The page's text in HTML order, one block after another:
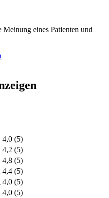
eines Patienten und
4,0 (5)
4,2 (5)
4,8 (5)
4,4 (5)
4,0 (5)
4,0 (5)